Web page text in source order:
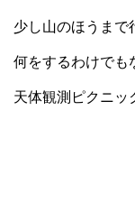
少し山のほうまで
何をするわけでも
天体観測ピクニッ